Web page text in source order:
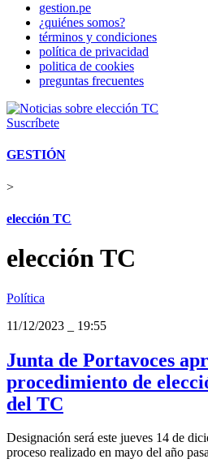
gestion.pe
¿quiénes somos?
términos y condiciones
política de privacidad
politica de cookies
preguntas frecuentes
Suscríbete
GESTIÓN
>
elección TC
elección TC
Política
11/12/2023
19:55
Junta de Portavoces
procedimiento de
del TC
Designación será este jueves 14 de
proceso realizado en mayo del año